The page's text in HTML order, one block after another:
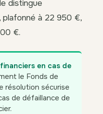
distingue
plafonné à 22 950 €,
€.
en cas de
le Fonds de
résolution sécurise
de défaillance de